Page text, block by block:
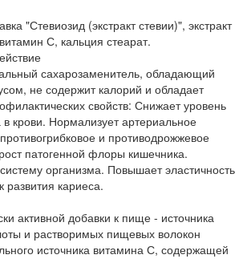
"Стевиозид (экстракт стевии)", экстракт
С, кальция стеарат.
сахарозаменитель, обладающий
не содержит калорий и обладает
свойств: Снижает уровень
крови. Нормализует артериальное
и противодрожжевое
патогенной флоры кишечника.
организма. Повышает эластичность
развития кариеса.
активной добавки к пище - источника
и растворимых пищевых волокон
источника витамина С, содержащей